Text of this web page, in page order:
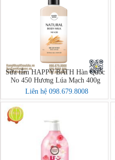
Sữa tắm HAPPY BATH Hàn Quốc
No 450 Hương Lúa Mạch 400g
Liên hệ 098.679.8008